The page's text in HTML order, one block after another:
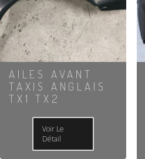
AILES AVANT
TAXIS ANGLAIS
TX1 TX2
Voir Le
Détail